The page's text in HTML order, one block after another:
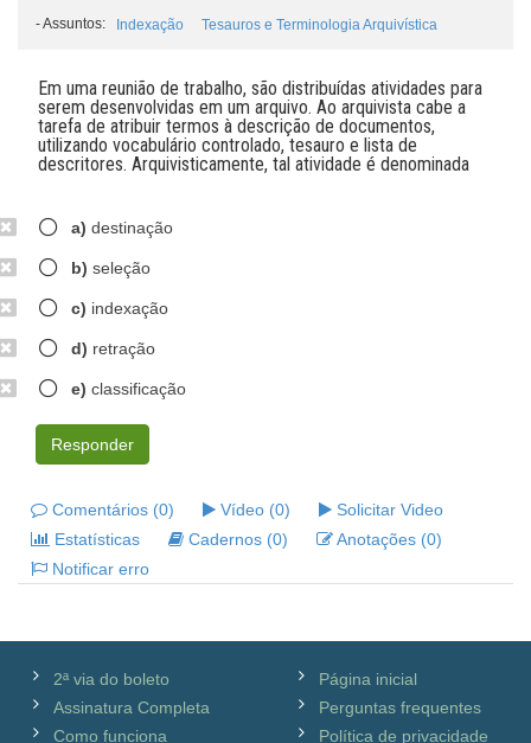
-Assuntos: Indexação Tesauros e Terminologia Arquivística
Em uma reunião de trabalho, são distribuídas atividades para
serem desenvolvidas em um arquivo. Ao arquivista cabe a
tarefa de atribuir termos à descrição de documentos,
utilizando vocabulário controlado, tesauro e lista de
descritores. Arquivisticamente, tal atividade é denominada
a) destinação
b) seleção
c) indexação
d) retração
e) classificação
Responder
Comentários (0) Vídeo (0)
Solicitar Video
Estatísticas
Cadernos (0)
Anotações (0)
Notificar erro
2ª via do boleto
Assinatura Completa
Como funciona
Página inicial
Perguntas frequentes
Política de privacidade